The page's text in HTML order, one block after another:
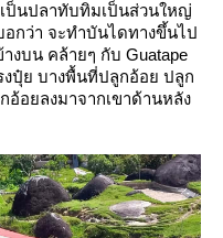
ป็นปลาทับทิมเป็นส่วนใหญ่
กว่า จะทำบันไดทางขึ้นไป
บน คล้ายๆ กับ Guatape
งปุ๋ย บางพื้นที่ปลูกอ้อย ปลูก
อ้อยลงมาจากเขาด้านหลัง